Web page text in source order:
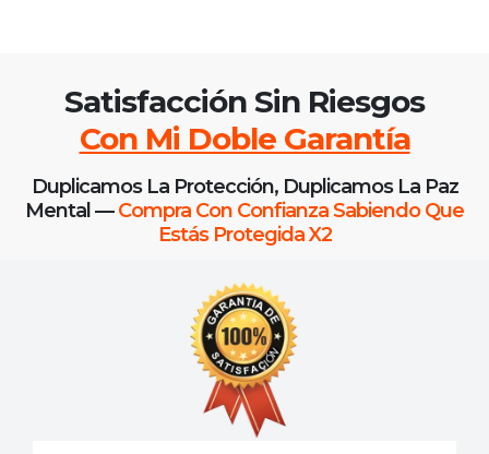
Satisfacción Sin Riesgos
Con Mi Doble Garantía
Duplicamos La Protección, Duplicamos La Paz
Mental —Compra Con Confianza Sabiendo Que
Estás Protegida X2